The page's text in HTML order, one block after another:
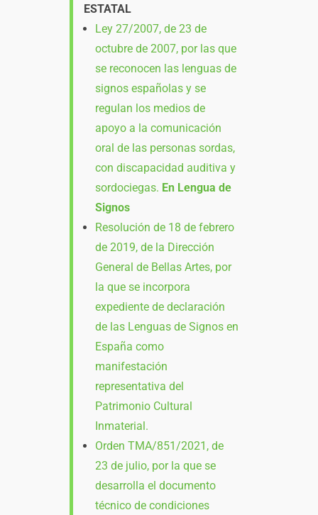
ESTATAL
Ley 27/2007, de 23 de
octubre de 2007, por las que
se reconocen las lenguas de
signos españolas y se
regulan los medios de
apoyo a la comunicación
oral de las personas sordas,
con discapacidad auditiva y
sordociegas. En Lengua de
Signos
Resolución de 18 de febrero
de 2019, de la Dirección
General de Bellas Artes, por
la que se incorpora
expediente de declaración
de las Lenguas de Signos en
España como
manifestación
representativa del
Patrimonio Cultural
Inmaterial.
Orden TMA/851/2021, de
23 de julio, por la que se
desarrolla el documento
técnico de condiciones